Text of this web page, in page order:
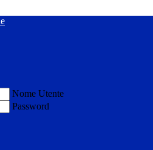
Nome Utente
Password